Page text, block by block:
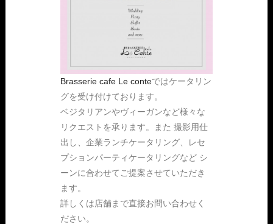
Brasserie cafe Le conteではケータリン
グを受け付けております。
ベジタリアンやヴィーガンなど様々な
リクエストを承ります。また 撮影用仕
出し、企業ランチケータリング、レセ
プションパーティケータリングなど シ
ーンに合わせてご提案させていただき
ます。
詳しくは店舗まで直接お問い合わせく
ださい。